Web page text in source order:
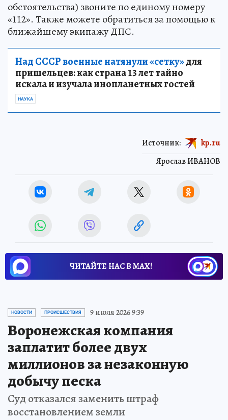
обстоятельства) звоните по единому номеру
«112». Также можете обратиться за помощью к
ближайшему экипажу ДПС.
Над СССР военные натянули «сетку»для
пришельцев: как страна 13 лет тайно
искала и изучала инопланетных гостей
НАУКА
Ярослав ИВАНОВ
Источник: kp.ru
ЧИТАЙТЕ НАС В МАХ!
НОВОСТИ ПРОИСШЕСТВИЯ 9 июля 2026 9:39
Воронежская компания
заплатит более двух
миллионов за незаконную
добычу песка
Суд отказался заменить штраф
восстановлением земли